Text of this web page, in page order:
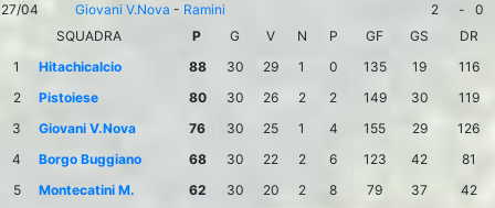
27/04
Giovani V.Nova - Ramini 2 -
0
SQUADRA
P G V N P GF GS
DR
1
Hitachicalcio 88 30 29 1 0 135 19
116
2
Pistoiese 80 30 26 2 2 149 30
119
3
Giovani V.Nova 76 30 25 1 4 155 29
126
4
Borgo Buggiano 68 30 22 2 6 123 42
81
5
Montecatini M. 62 30 20 2 8 79 37
42